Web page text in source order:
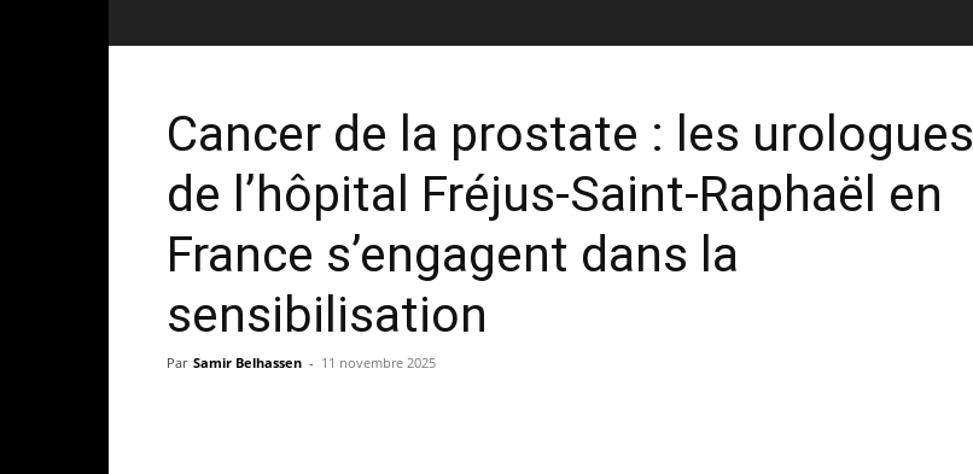
Cancer de la prostate : les urologues
de l’hôpital Fréjus-Saint-Raphaël en
France s’engagent dans la
sensibilisation
Par Samir Belhassen - 11 novembre 2025